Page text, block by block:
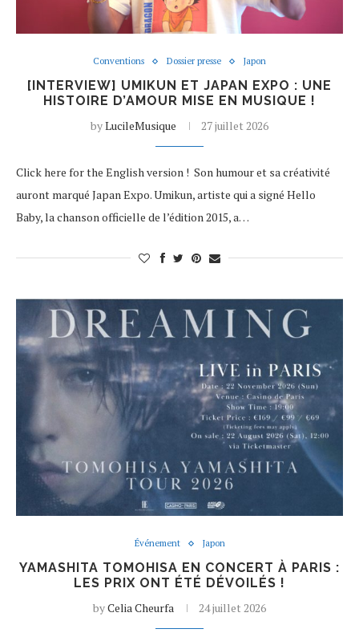
Conventions Dossier presse Japon
[INTERVIEW] UMIKUN ET JAPAN EXPO : UNE
HISTOIRE D’AMOUR MISE EN MUSIQUE !
byLucileMusique 27 juillet 2026
Click here for the English version ! Son humour et sa créativité
auront marqué Japan Expo. Umikun, artiste qui a signé Hello
Baby, la chanson officielle de l’édition 2015, a…
Événement Japon
YAMASHITA TOMOHISA EN CONCERT À PARIS :
LES PRIX ONT ÉTÉ DÉVOILÉS !
byCelia Cheurfa 24 juillet 2026